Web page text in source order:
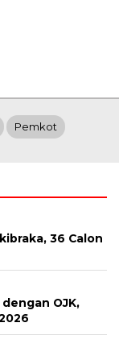
Pemkot
36 Calon
OJK,